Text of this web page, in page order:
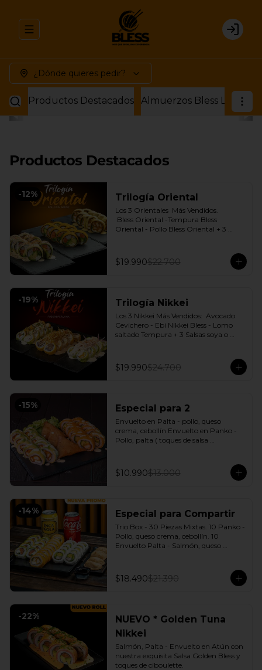
Abrir menu de navegación Login
¿Dónde quieres pedir?
Productos Destacados
Productos Destacados
-12% Trilogía Oriental
Los 3 Orientales  Más Vendidos.
Bless Oriental -Tempura Bless
Oriental - Pollo Bless Oriental + 3
$19.990$22.700
-19% Trilogía Nikkei
Los 3 Nikkei Más Vendidos:  Avocado
Cevichero - Ebi Nikkei Bless - Lomo
saltado Tempura + 3 Salsas soya o
$19.990$24.700
-15% Especial para 2
Envuelto en Palta - pollo, queso
crema, cebollín Envuelto en Panko -
Pollo, palta ( toques de salsa
2 Salsa soya
$10.990$13.000
-14% Especial para Compartir
Trio Box - 30 Piezas Mixtas. 10 Panko -
Pollo, queso crema, cebollín. 10
Envuelto Palta - Salmón, queso
2 Bebidas Elección | 3 Salsas a Elección
Soya o Agridulce Bless.
$18.490$21.390
-22%
NUEVO * Golden Tuna
Nikkei
Salmón, Palta - Envuelto en Atún con
nuestra exquisita Salsa Golden Bless y
toques de ciboulette.